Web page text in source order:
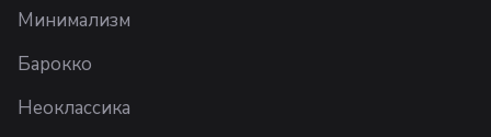
Минимализм
Барокко
Неоклассика